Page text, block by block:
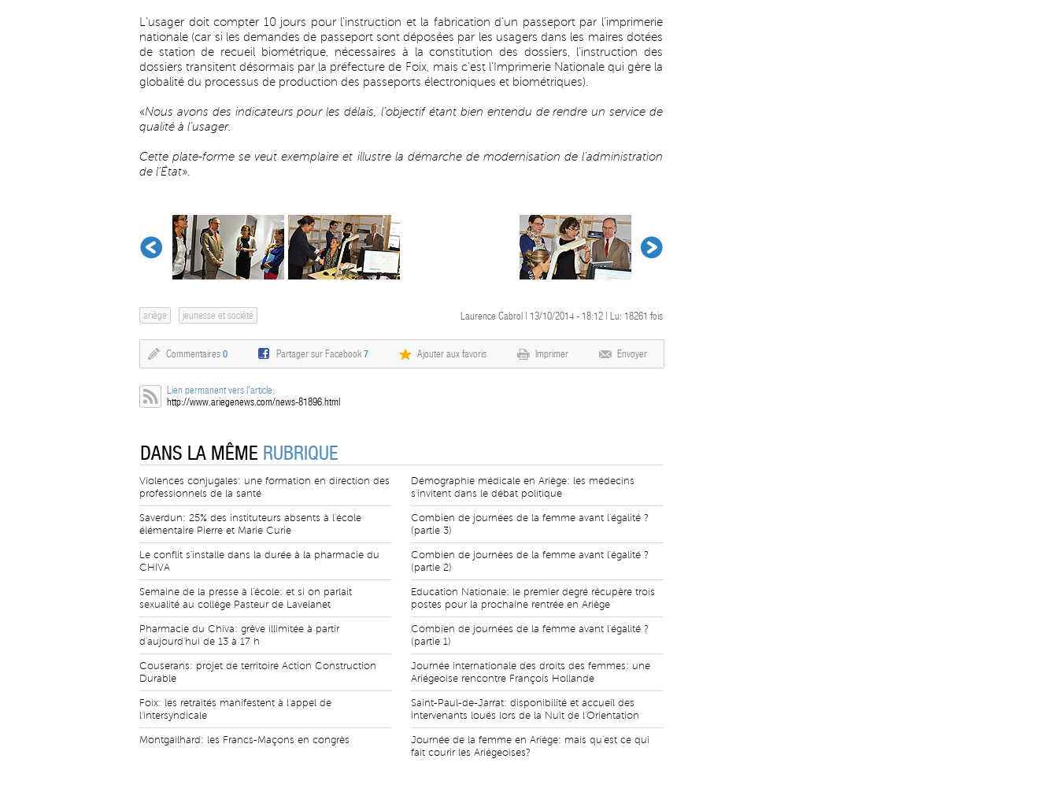
L’usager doit compter 10 jours pour l’instruction et la fabrication d’un passeport par l’imprimerie
nationale (car si les demandes de passeport sont déposées par les usagers dans les maires dotées
de station de recueil biométrique, nécessaires à la constitution des dossiers, l’instruction des
dossiers transitent désormais par la préfecture de Foix, mais c’est l’Imprimerie Nationale qui gère la
globalité du processus de production des passeports électroniques et biométriques).
«Nous avons des indicateurs pour les délais, l’objectif étant bien entendu de rendre un service de
qualité à l’usager.
Cette plate-forme se veut exemplaire et illustre la démarche de modernisation de l’administration
de l’État».
ariège jeunesse et société Laurence Cabrol | 13/10/2014 - 18:12 | Lu: 18261 fois
Commentaires 0 Partager sur Facebook7 Ajouter aux favoris Imprimer Envoyer
Lien permanent vers l'article:
http://www.ariegenews.com/news-81896.html
DANS LA MÊME RUBRIQUE
Violences conjugales: une formation en direction des
professionnels de la santé
Saverdun: 25% des instituteurs absents à l'école
élémentaire Pierre et Marie Curie
Le conflit s'installe dans la durée à la pharmacie du
CHIVA
Semaine de la presse à l'école: et si on parlait
sexualité au collège Pasteur de Lavelanet
Pharmacie du Chiva: grève illimitée à partir
d'aujourd'hui de 13 à 17 h
Couserans: projet de territoire Action Construction
Durable
Foix: les retraités manifestent à l'appel de
l'intersyndicale
Montgailhard: les Francs-Maçons en congrès
Démographie médicale en Ariège: les médecins
s'invitent dans le débat politique
Combien de journées de la femme avant l'égalité ?
(partie 3)
Combien de journées de la femme avant l'égalité ?
(partie 2)
Education Nationale: le premier degré récupère trois
postes pour la prochaine rentrée en Ariège
Combien de journées de la femme avant l'égalité ?
(partie 1)
Journée internationale des droits des femmes: une
Ariégeoise rencontre François Hollande
Saint-Paul-de-Jarrat: disponibilité et accueil des
intervenants loués lors de la Nuit de l'Orientation
Journée de la femme en Ariège: mais qu'est ce qui
fait courir les Ariégeoises?